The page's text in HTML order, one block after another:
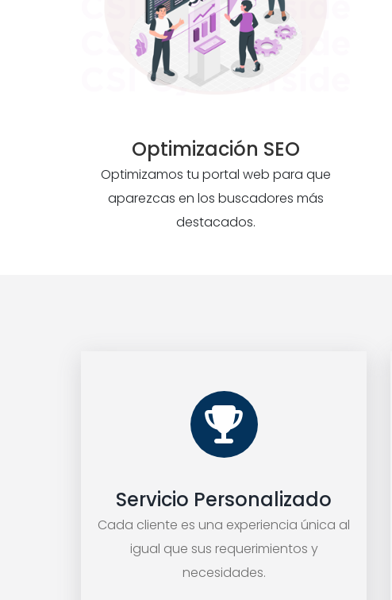
Optimización SEO
Optimizamos tu portal web para que
aparezcas en los buscadores más
destacados.
Servicio Personalizado
Cada cliente es una experiencia única al
igual que sus requerimientos y
necesidades.